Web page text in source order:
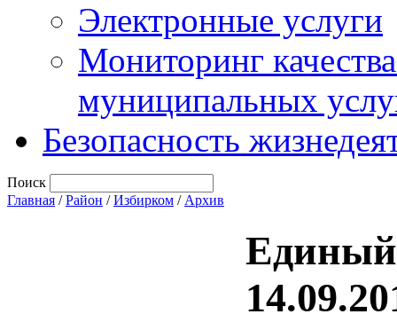
Электронные услуги
Мониторинг
муниципальных
Безопасность
Поиск
Главная /Район /Избирком / Архив
Единый